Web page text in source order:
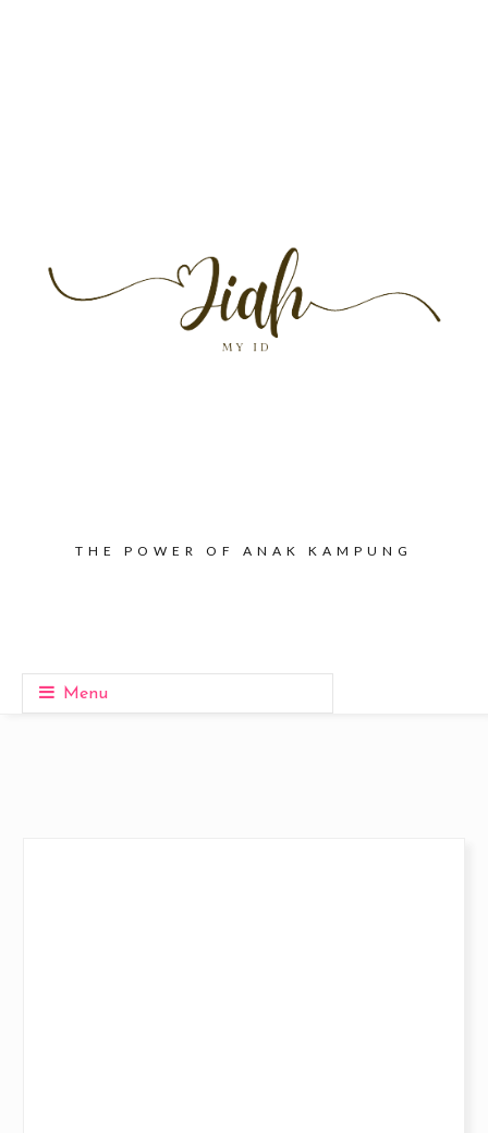
THE POWER OF ANAK KAMPUNG
Menu